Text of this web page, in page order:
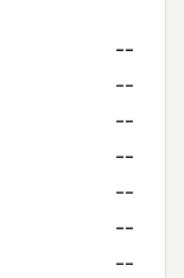
--
--
--
--
--
--
--